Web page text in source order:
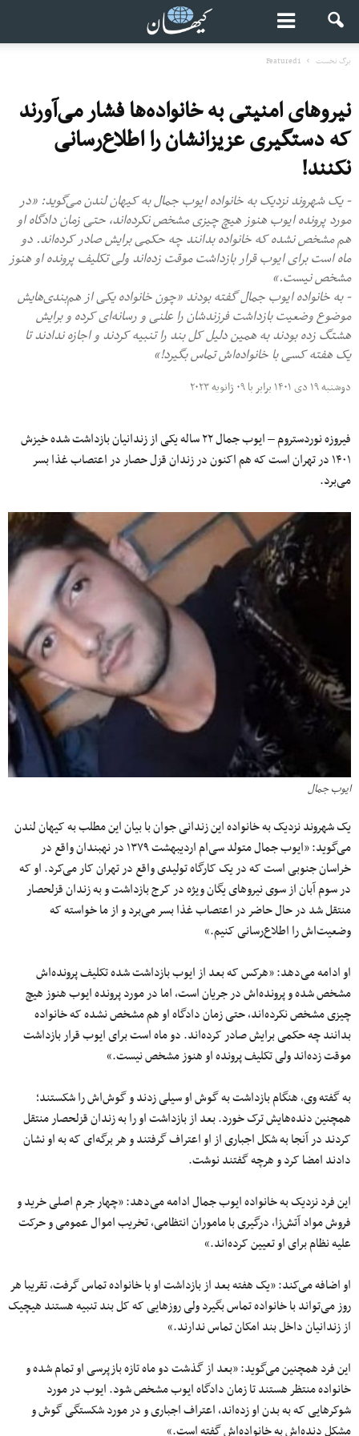
برگ نخست Featured1
نیروهای امنیتی به خانواده‌ها فشار می‌آورند
که دستگیری عزیزانشان را اطلاع‌رسانی
نکنند!
- یک شهروند نزدیک به خانواده ایوب جمال به کیهان لندن می‌گوید: «در
مورد پرونده ایوب هنوز هیچ چیزی مشخص نکرده‌اند، حتی زمان دادگاه او
هم مشخص نشده که خانواده بدانند چه حکمی برایش صادر کرده‌اند. دو
ماه است برای ایوب قرار بازداشت موقت زده‌اند ولی تکلیف پرونده او هنوز
مشخص نیست.»
- به خانواده ایوب جمال گفته بودند «چون خانواده یکی از هم‌بندی‌هایش
موضوع وضعیت بازداشت فرزندشان را علنی و رسانه‌ای کرده و برایش
هشتگ زده بودند به همین دلیل کل بند را تنبیه کردند و اجازه ندادند تا
یک هفته کسی با خانواده‌اش تماس بگیرد!»
دوشنبه ۱۹ دی ۱۴۰۱ برابر با ۰۹ ژانویه ۲۰۲۳
فیروزه نوردستروم – ایوب جمال ۲۲ ساله یکی از زندانیان بازداشت شده خیزش
۱۴۰۱ در تهران است که هم اکنون در زندان قزل حصار در اعتصاب غذا بسر
می‌برد.
ایوب جمال
یک شهروند نزدیک به خانواده این زندانی جوان با بیان این مطلب به کیهان لندن
می‌گوید: «ایوب جمال متولد سی‌ام اردیبهشت ۱۳۷۹ در نهبندان واقع در
خراسان جنوبی است که در یک کارگاه تولیدی واقع در تهران کار می‌کرد. او که
در سوم آبان از سوی نیروهای یگان ویژه در کرج بازداشت و به زندان قزلحصار
منتقل شد در حال حاضر در اعتصاب غذا بسر می‌برد و از ما خواسته که
وضعیت‌اش را اطلاع‌رسانی کنیم.»
او ادامه می‌دهد: «هرکس که بعد از ایوب بازداشت شده تکلیف پرونده‌اش
مشخص شده و پرونده‌اش در جریان است، اما در مورد پرونده ایوب هنوز هیچ
چیزی مشخص نکرده‌اند، حتی زمان دادگاه او هم مشخص نشده که خانواده
بدانند چه حکمی برایش صادر کرده‌اند. دو ماه است برای ایوب قرار بازداشت
موقت زده‌اند ولی تکلیف پرونده او هنوز مشخص نیست.»
به گفته وی، هنگام بازداشت به گوش او سیلی زدند و گوش‌اش را شکستند؛
همچنین دنده‌هایش ترک خورد. بعد از بازداشت او را به زندان قزلحصار منتقل
کردند در آنجا به شکل اجباری از او اعتراف گرفتند و هر برگه‌ای که به او نشان
دادند امضا کرد و هرچه گفتند نوشت.
این فرد نزدیک به خانواده ایوب جمال ادامه می‌دهد: «چهار جرم اصلی خرید و
فروش مواد آتش‌زا، درگیری با ماموران انتظامی، تخریب اموال عمومی و حرکت
علیه نظام برای او تعیین کرده‌اند.»
او اضافه می‌کند: «یک هفته بعد از بازداشت او با خانواده تماس گرفت، تقریبا هر
روز می‌تواند با خانواده تماس بگیرد ولی روزهایی که کل بند تنبیه هستند هیچیک
از زندانیان داخل بند امکان تماس ندارند.»
این فرد همچنین می‌گوید: «بعد از گذشت دو ماه تازه بازپرسی او تمام شده و
خانواده منتظر هستند تا زمان دادگاه ایوب مشخص شود. ایوب در مورد
شوکرهایی که به بدن او زده‌اند، اعتراف اجباری و در مورد شکستگی گوش و
مشکل دنده‌اش به خانواده‌اش گفته است.»